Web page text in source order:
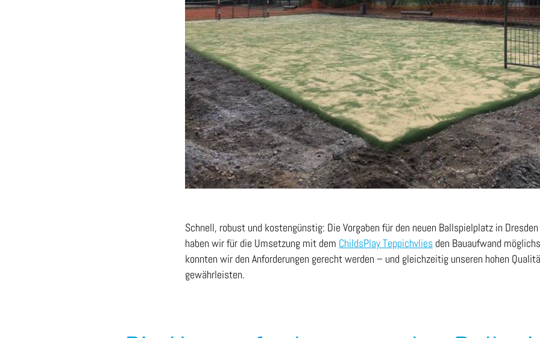
Schnell, robust und kostengünstig: Die Vorgaben für den neuen Ballspielplatz in
haben wir für die Umsetzung mit dem ChildsPlay Teppichvlies den Bauaufwand
konnten wir den Anforderungen gerecht werden – und gleichzeitig unseren hohen
gewährleisten.